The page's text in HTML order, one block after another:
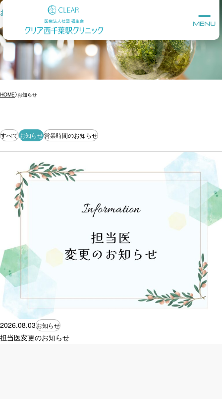
MENU
お知らせ
HOME お知らせ
すべてお知らせ営業時間のお知らせ
2026.08.03お知らせ
担当医変更のお知らせ